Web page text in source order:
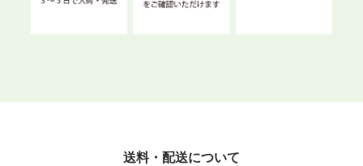
送料・配送について